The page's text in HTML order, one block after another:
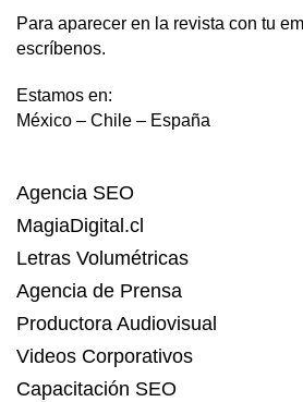
Para aparecer en la revista con tu
escríbenos.
Estamos en:
México – Chile – España
Agencia SEO
MagiaDigital.cl
Letras Volumétricas
Agencia de Prensa
Productora Audiovisual
Videos Corporativos
Capacitación SEO